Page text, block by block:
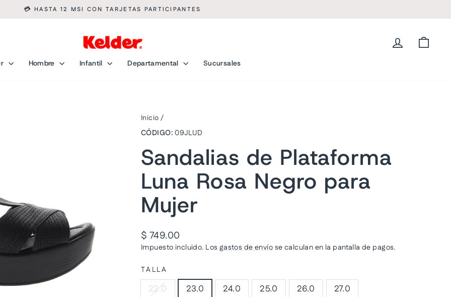
💰 COMPRA FÁCIL CON KUESKI PAY, MERCADO PAGO Y PAYPAL
Ingresar
Hombre Infantil Departamental Sucursales
Inicio /
CÓDIGO: 09JLUD
Sandalias de Plataforma
Luna Rosa Negro para
Mujer
Precio
habitual
$ 749.00
Impuesto incluido. Los gastos de envío se calculan en la pantalla de pagos.
TALLA
22.0 23.0 24.0 25.0 26.0 27.0